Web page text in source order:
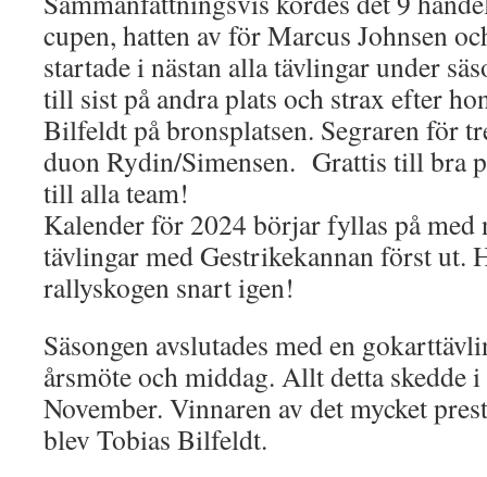
cupen, hatten av för Marcus Johnsen
startade i nästan alla tävlingar under
till sist på andra plats och strax efter
Bilfeldt på bronsplatsen. Segraren för
duon Rydin/Simensen. Grattis till bra
till alla team!
Kalender för 2024 börjar fyllas på med
tävlingar med Gestrikekannan först ut.
rallyskogen snart igen!
Säsongen avslutades med en
årsmöte och middag. Allt detta skedde
November. Vinnaren av det mycket
blev Tobias Bilfeldt.